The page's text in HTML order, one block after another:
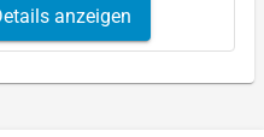
anzeigen